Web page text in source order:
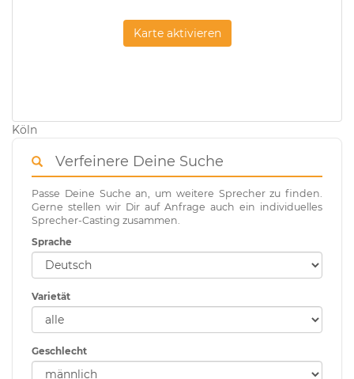
Karte aktivieren
Köln
Verfeinere Deine Suche
Passe Deine Suche an, um weitere Sprecher zu finden.
Gerne stellen wir Dir auf Anfrage auch ein individuelles
Sprecher-Casting zusammen.
Sprache
Varietät
Geschlecht